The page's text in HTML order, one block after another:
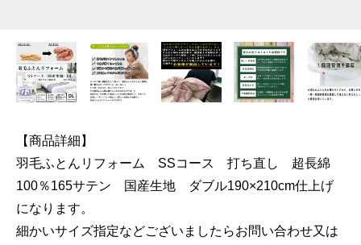
【商品詳細】
羽毛ふとんリフォーム SSコース 打ち直し 超長綿
100％165サテン 国産生地 ダブル190×210cm仕上げ
になります。
細かいサイズ指定などございましたらお問い合わせ又は